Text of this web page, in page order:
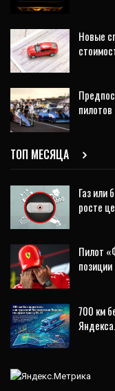
Новые
ТОП МЕСЯЦА
Газ или
росте
Пилот
700 км